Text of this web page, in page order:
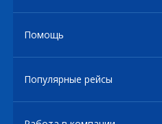
Помощь
Популярные рейсы